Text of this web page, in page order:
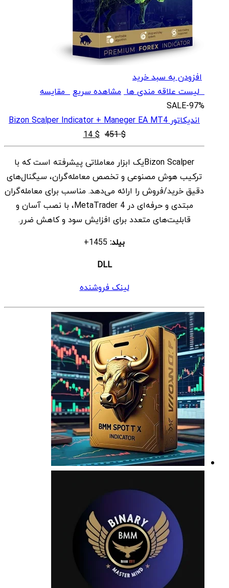
افزودن به سبد خرید
لیست علاقه مندی ها مشاهده سریعمقایسه
SALE-97%
اندیکاتور Bizon Scalper Indicator + Maneger EA MT4
$
451
قیمت
اصلی
$ 451
بود.
$
14
قیمت
فعلی
$ 14
است.
Bizon Scalperیک ابزار معاملاتی پیشرفته است که با
ترکیب هوش مصنوعی و تخصص معامله‌گران، سیگنال‌های
دقیق خرید/فروش را ارائه می‌دهد. مناسب برای معامله‌گران
مبتدی و حرفه‌ای در MetaTrader 4، با نصب آسان و
قابلیت‌های متعدد برای افزایش سود و کاهش ضرر.
بیلد:
DLL
لینک فروشنده